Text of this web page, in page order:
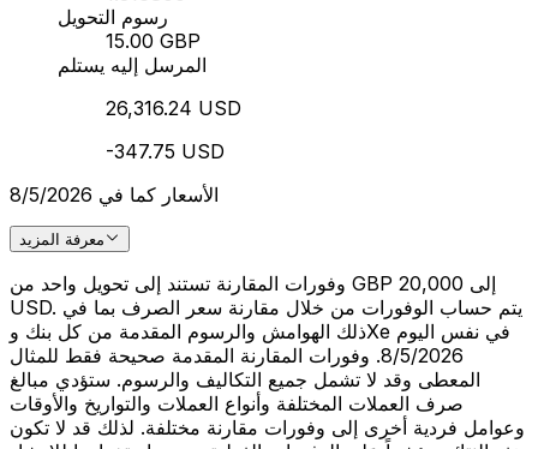
رسوم التحويل
15.00 GBP
المرسل إليه يستلم
26,316.24 USD
-347.75 USD
الأسعار كما في 8/5/2026
معرفة المزيد
وفورات المقارنة تستند إلى تحويل واحد من GBP 20,000 إلى
USD. يتم حساب الوفورات من خلال مقارنة سعر الصرف بما في
ذلك الهوامش والرسوم المقدمة من كل بنك وXe في نفس اليوم
8/5/2026. وفورات المقارنة المقدمة صحيحة فقط للمثال
المعطى وقد لا تشمل جميع التكاليف والرسوم. ستؤدي مبالغ
صرف العملات المختلفة وأنواع العملات والتواريخ والأوقات
وعوامل فردية أخرى إلى وفورات مقارنة مختلفة. لذلك قد لا تكون